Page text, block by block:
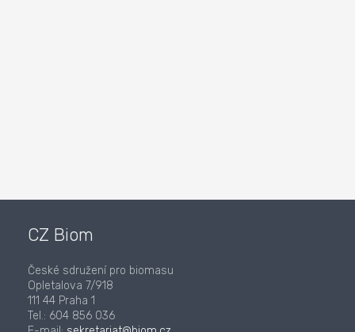
CZ Biom
České sdružení pro biomasu
Opletalova 7/918
111 44 Praha 1
Tel.: 604 856 036